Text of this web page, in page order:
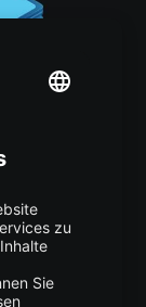
Pixel-
Content1